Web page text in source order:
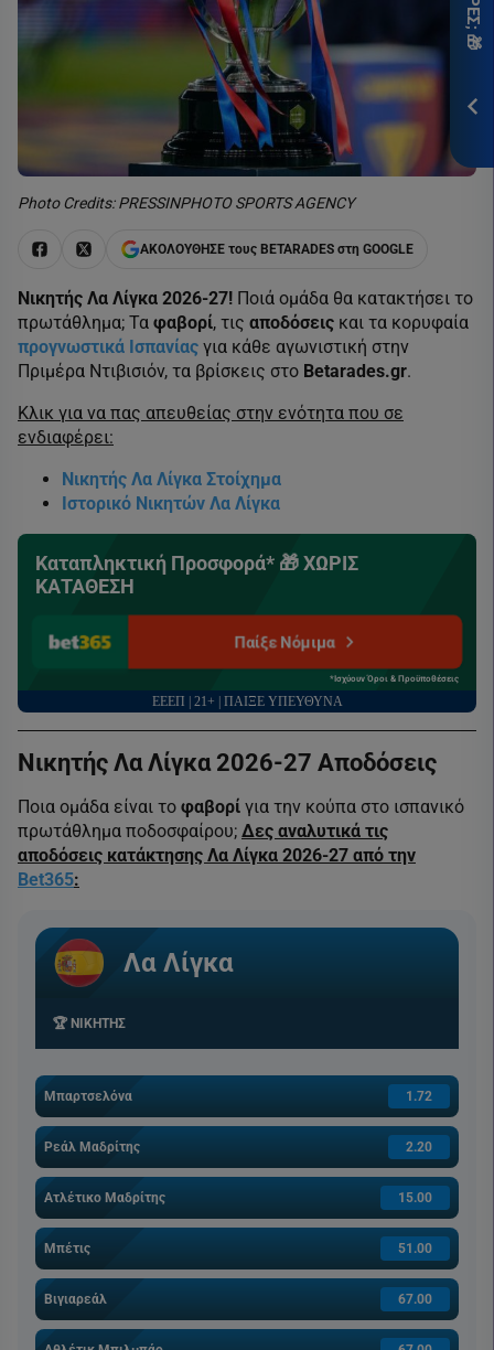
Photo Credits: PRESSINPHOTO SPORTS AGENCY
ΑΚΟΛΟΥΘΗΣΕ τους BETARADES στη GOOGLE
Νικητής Λα Λίγκα 2026-27! Ποιά ομάδα θα κατακτήσει το
πρωτάθλημα; Τα φαβορί, τις αποδόσεις και τα κορυφαία
προγνωστικά Ισπανίας για κάθε αγωνιστική στην
Πριμέρα Ντιβισιόν, τα βρίσκεις στο Betarades.gr.
Κλικ για να πας απευθείας στην ενότητα που σε
ενδιαφέρει:
Νικητής Λα Λίγκα Στοίχημα
Ιστορικό Νικητών Λα Λίγκα
Καταπληκτική Προσφορά* 🎁 ΧΩΡΙΣ
ΚΑΤΑΘΕΣΗ
Παίξε Νόμιμα
*Ισχύουν Όροι & Προϋποθέσεις
ΕΕΕΠ | 21+ | ΠΑΙΞΕ ΥΠΕΥΘΥΝΑ
Νικητής Λα Λίγκα 2026-27 Αποδόσεις
Ποια ομάδα είναι το φαβορί για την κούπα στο ισπανικό
πρωτάθλημα ποδοσφαίρου; Δες αναλυτικά τις
αποδόσεις κατάκτησης Λα Λίγκα 2026-27 από την
Bet365:
Λα Λίγκα
🏆 ΝΙΚΗΤΗΣ
Μπαρτσελόνα 1.72
Ρεάλ Μαδρίτης 2.20
Ατλέτικο Μαδρίτης 15.00
Μπέτις 51.00
Βιγιαρεάλ 67.00